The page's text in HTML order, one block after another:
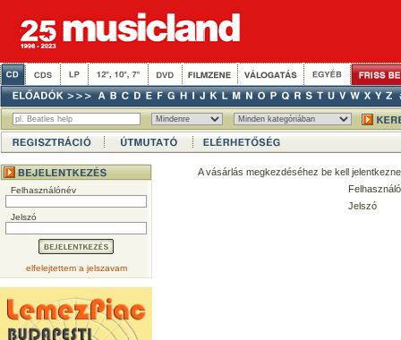
Felhasználónév
Jelszó
elfelejtettem a jelszavam
A vásárlás megkezdéséhez be kell
Jelszó